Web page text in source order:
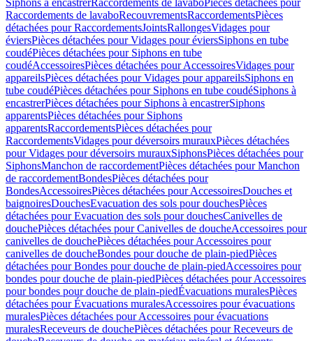
Siphons à encastrerRaccordements de lavaboPièces détachées pour
Raccordements de lavaboRecouvrementsRaccordementsPièces
détachées pour RaccordementsJointsRallongesVidages pour
éviersPièces détachées pour Vidages pour éviersSiphons en tube
coudéPièces détachées pour Siphons en tube
coudéAccessoiresPièces détachées pour AccessoiresVidages pour
appareilsPièces détachées pour Vidages pour appareilsSiphons en
tube coudéPièces détachées pour Siphons en tube coudéSiphons à
encastrerPièces détachées pour Siphons à encastrerSiphons
apparentsPièces détachées pour Siphons
apparentsRaccordementsPièces détachées pour
RaccordementsVidages pour déversoirs murauxPièces détachées
pour Vidages pour déversoirs murauxSiphonsPièces détachées pour
SiphonsManchon de raccordementPièces détachées pour Manchon
de raccordementBondesPièces détachées pour
BondesAccessoiresPièces détachées pour AccessoiresDouches et
baignoiresDouchesEvacuation des sols pour douchesPièces
détachées pour Evacuation des sols pour douchesCanivelles de
douchePièces détachées pour Canivelles de doucheAccessoires pour
canivelles de douchePièces détachées pour Accessoires pour
canivelles de doucheBondes pour douche de plain-piedPièces
détachées pour Bondes pour douche de plain-piedAccessoires pour
bondes pour douche de plain-piedPièces détachées pour Accessoires
pour bondes pour douche de plain-piedÉvacuations muralesPièces
détachées pour Évacuations muralesAccessoires pour évacuations
muralesPièces détachées pour Accessoires pour évacuations
muralesReceveurs de douchePièces détachées pour Receveurs de